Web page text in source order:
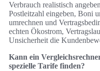
Verbrauch realistisch
Postleitzahl eingeben, Boni
umrechnen und
echten Ökostrom,
Unsicherheit die
Kann ein
spezielle Tarife finden?